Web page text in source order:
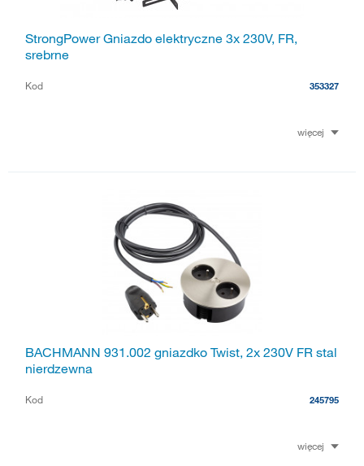
StrongPower Gniazdo elektryczne 3x 230V, FR,
srebrne
Kod 353327
więcej
BACHMANN 931.002 gniazdko Twist, 2x 230V FR stal
nierdzewna
Kod 245795
więcej